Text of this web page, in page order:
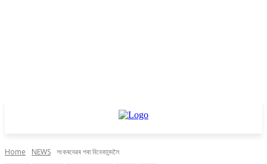
Home NEWS শংকৰদেৱৰ পৰা বিবেকানন্দলৈ